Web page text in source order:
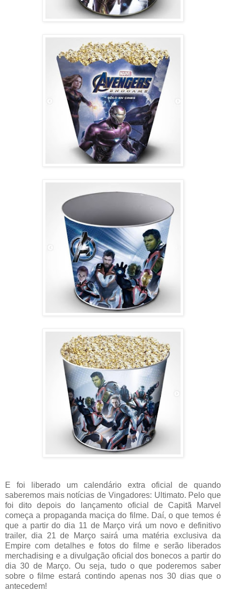
E foi liberado um calendário extra oficial de quando
saberemos mais notícias de Vingadores: Ultimato. Pelo que
foi dito depois do lançamento oficial de Capitã Marvel
começa a propaganda maciça do filme. Daí, o que temos é
que a partir do dia 11 de Março virá um novo e definitivo
trailer, dia 21 de Março sairá uma matéria exclusiva da
Empire com detalhes e fotos do filme e serão liberados
merchadising e a divulgação oficial dos bonecos a partir do
dia 30 de Março. Ou seja, tudo o que poderemos saber
sobre o filme estará contindo apenas nos 30 dias que o
antecedem!